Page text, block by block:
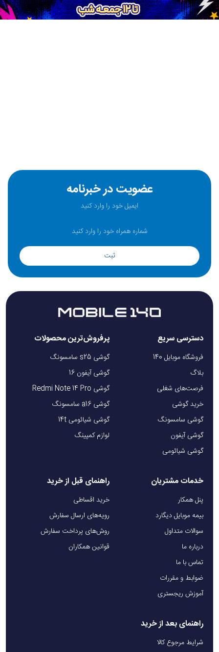
عضویت در خبرنامه
ثبت
دسترسی سریع
فروشگاه موبایل 140
بلاگ
فرصت‌های شغلی
خرید گوشی
گوشی سامسونگ
گوشی آیفون
گوشی شیائومی
پرفروش‌ترین محصولات
گوشی s25 سامسونگ
گوشی آیفون 16
گوشی Redmi Note 14 Pro
گوشی a16 سامسونگ
گوشی شیائومی 14t
لوازم کمپینگ
خدمات مشتریان
پنل همکار
بیمه موبایل دیگارد
سوالات متداول
درباره ما
تماس با ما
ضوابط و مقررات
آموزش ریجستری
راهنمای قبل از خرید
خرید اقساطی
رویه‌های ارسال سفارش
روش‌های پرداخت سفارش
قوانین همکاران
راهنمای بعد از خرید
شرایط مرجوع کالا